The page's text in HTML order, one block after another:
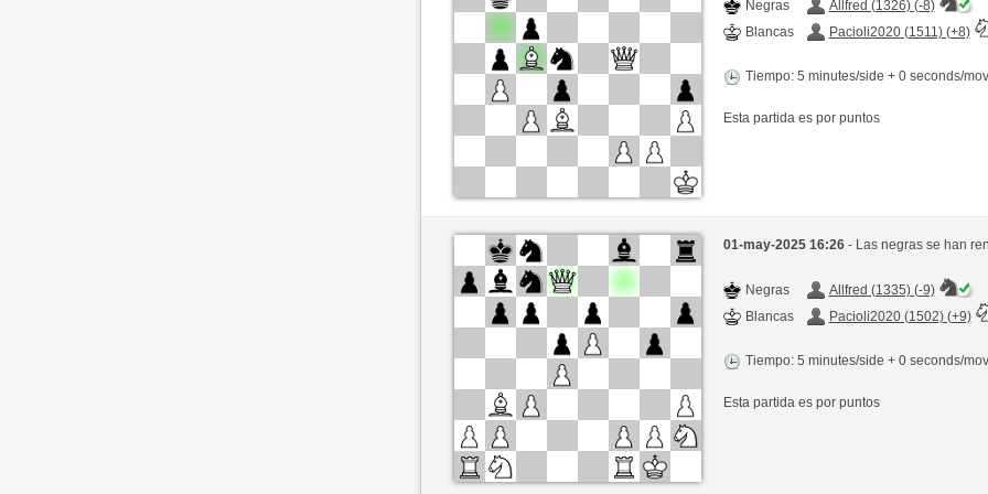
Negras
Allfred (1326) (-8)
Blancas
Pacioli2020 (1511) (+8)
Tiempo: 5 minutes/side + 0 seconds/
Esta partida es por puntos
01-may-2025 16:26 - Las negras se han
Negras
Allfred (1335) (-9)
Blancas
Pacioli2020 (1502) (+9)
Tiempo: 5 minutes/side + 0 seconds/
Esta partida es por puntos